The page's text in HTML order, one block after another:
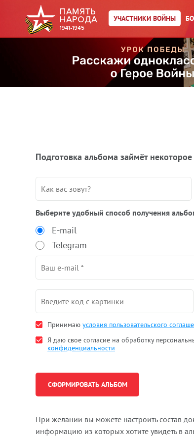
УЧАСТНИКИ ВОЙНЫ
Подготовка альбома займёт
Выберите удобный способ получения
E-mail
Telegram
Принимаю условия пользовательского
Я даю свое согласие на обработку
конфиденциальности
При желании вы можете настроить состав
информацию из которых хотите увидеть в